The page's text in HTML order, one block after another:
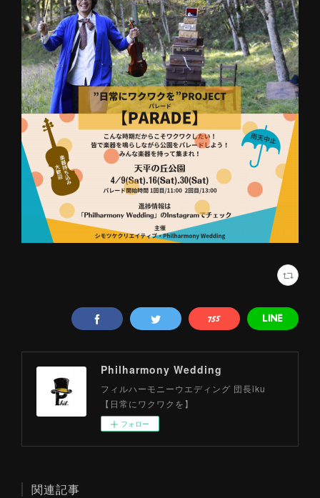
Philharmony Wedding
フィルハーモニーウエディング 団長iku
【日常にワクワクを】
フォロー
関連記事